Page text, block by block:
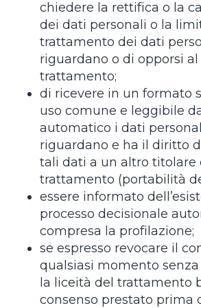
chiedere la rettifica o la
dei dati personali o la
trattamento dei dati
riguardano o di opporsi al
trattamento;
di ricevere in un formato
uso comune e leggibile
automatico i dati
riguardano e ha il diritto
tali dati a un altro titolare
trattamento (portabilità
essere informato
processo decisionale
compresa la profilazione;
se espresso revocare il
qualsiasi momento
la liceità del trattamento
consenso prestato prima